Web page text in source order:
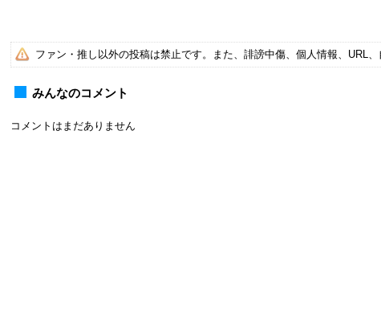
ファン・推し以外の投稿は禁止です。また、誹謗中傷、個人情報、URL
みんなのコメント
コメントはまだありません